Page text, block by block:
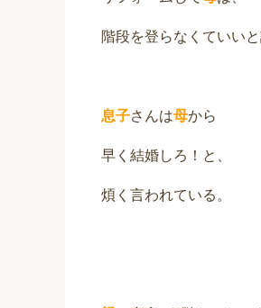
階段を登らなくていいと
息子さんは母から
早く結婚しろ！と、
煩く言われている。